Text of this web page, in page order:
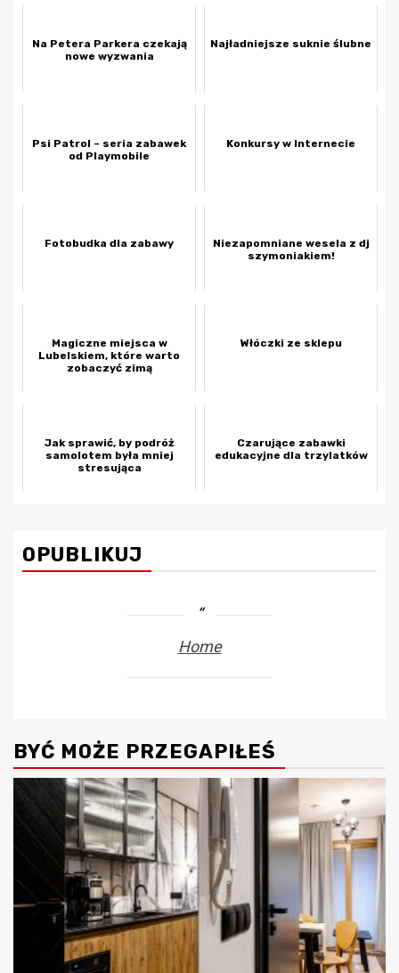
Na Petera Parkera czekają
nowe wyzwania
Najładniejsze suknie ślubne
Psi Patrol – seria zabawek
od Playmobile
Konkursy w Internecie
Fotobudka dla zabawy
Niezapomniane wesela z dj
szymoniakiem!
Magiczne miejsca w
Lubelskiem, które warto
zobaczyć zimą
Włóczki ze sklepu
Jak sprawić, by podróż
samolotem była mniej
stresująca
Czarujące zabawki
edukacyjne dla trzylatków
OPUBLIKUJ
Home
BYĆ MOŻE PRZEGAPIŁEŚ